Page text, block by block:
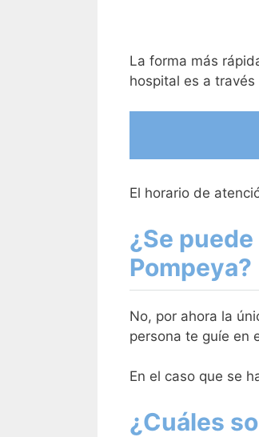
La forma más
hospital es a
El horario de
¿Se
Pompeya?
No, por ahora la
persona te guíe en
En el caso que se
¿Cuáles